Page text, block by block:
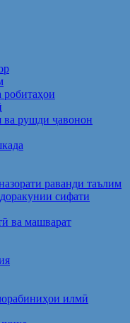
ва рушди ҷавонон
раванди таълим
сифати
ва машварат
илмӣ